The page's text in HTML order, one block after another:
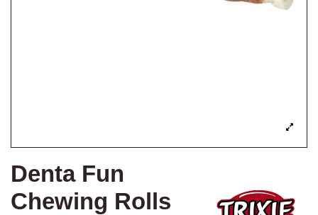
Denta Fun
Chewing Rolls